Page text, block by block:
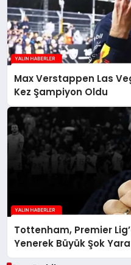
Max Verstappen Las
Kez Şampiyon Oldu
Tottenham, Premier
Yenerek Büyük Şok